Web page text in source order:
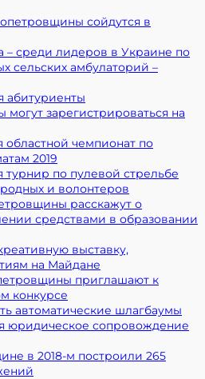
сойдутся в
среди лидеров в Украине по
сельских амбулаторий –
абитуриенты
зарегистрироваться на
областной чемпионат по
2019
турнир по пулевой стрельбе
и волонтеров
расскажут о
средствами в образовании
выставку,
на Майдане
приглашают к
конкурсе
автоматические шлагбаумы
юридическое сопровождение
в 2018-м построили 265